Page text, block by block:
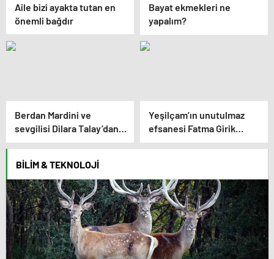
Aile bizi ayakta tutan en
önemli bağdır
Bayat ekmekleri ne
yapalım?
Berdan Mardini ve
sevgilisi Dilara Talay’dan
sürpriz evlilik! İşte
Yeşilçam’ın unutulmaz
efsanesi Fatma Girik
kazandığı ilk parayla bakın
BILIM & TEKNOLOJI